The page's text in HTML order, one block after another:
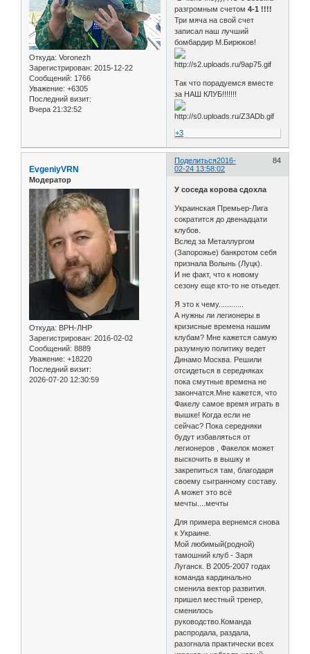
Откуда: Voronezh
Зарегистрирован: 2015-12-22
Сообщений: 1766
Уважение: +6305
Последний визит:
Вчера 21:32:52
разгромным счетом 4-1 !!!!
Три мяча на свой счет
записал наш лучший
бомбардир М.Бирюков!
Так что порадуемся вместе
за НАШ КЛУБ!!!!!!!
+3
Поделиться 84
2016-
02-24 13:58:02
EvgeniyVRN
Модератор
Откуда: ВРН-ЛНР
Зарегистрирован: 2016-02-02
Сообщений: 8889
Уважение: +18220
Последний визит:
2026-07-20 12:30:59
У соседа корова сдохла
Украинская Премьер-Лига
сократится до двенадцати
клубов.
Вслед за Металлургом
(Запорожье) банкротом себя
признала Волынь (Луцк).
И не факт, что к новому
сезону еще кто-то не отьедет.
Я это к чему............
А нужны ли легионеры в
кризисные времена нашим
клубам? Мне кажется самую
разумную политику ведет
Динамо Москва. Решили
отсидеться в середняках
пока смутные времена не
закончатся.Мне кажется, что
Факелу самое время играть в
вышке! Когда если не
сейчас? Пока середняки
будут избавляться от
легионеров , Факелок может
выскочить в вышку и
закрепиться там, благодаря
своему сыгранному составу.
А может это всё
мечты....мечты
Для примера вернемся снова
к Украине.
Мой любимый(родной)
тамошний клуб - Заря
Луганск. В 2005-2007 годах
команда кардинально
сменила вектор развития.
пришел местный тренер,
сменилось
руководство.Команда
распродала, раздала,
разогнала практически всех